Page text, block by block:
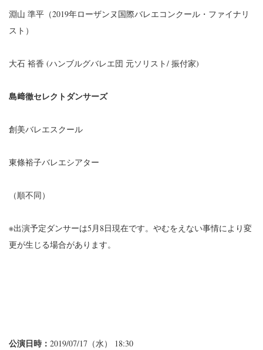
淵山 準平（2019年ローザンヌ国際バレエコンクール・ファイナリ
スト）
大石 裕香 (ハンブルグバレエ団 元ソリスト/ 振付家)
島﨑徹セレクトダンサーズ
創美バレエスクール
東條裕子バレエシアター
（順不同）
※出演予定ダンサーは5月8日現在です。 やむをえない事情により変
更が生じる場合があります。
公演日時： 2019/07/17（水） 18:30